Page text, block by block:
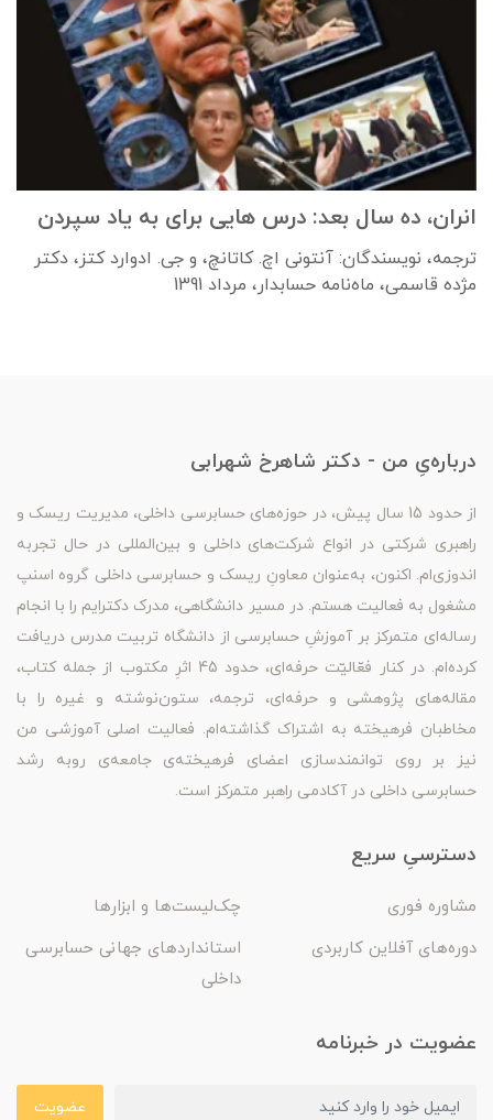
انران، ده سال بعد: درس هایی برای به یاد سپردن
ترجمه، نویسندگان: آنتونی اچ. کاتانچ، و جی. ادوارد کتز، دکتر
مژده قاسمی، ماه‌نامه حسابدار، مرداد 1391
درباره‌یِ من - دکتر شاهرخ شهرابی
از حدود 15 سال پیش، در حوزه‌های حسابرسی داخلی، مدیریت ریسک و
راهبری شرکتی در انواع شرکت‌های داخلی و بین‌المللی در حال تجربه
اندوزی‌ام. اکنون، به‌عنوان معاونِ ریسک و حسابرسی داخلی گروه اسنپ
مشغول به فعالیت هستم. در مسیر دانشگاهی، مدرک دکترایم را با انجام
رساله‌ای متمرکز بر آموزشِ حسابرسی از دانشگاه تربیت مدرس دریافت
کرده‌ام. در کنار فعّالیّت حرفه‌ای، حدود 45 اثرِ مکتوب از جمله کتاب،
مقاله‌های پژوهشی و حرفه‌ای، ترجمه، ستون‌نوشته و غیره را با
مخاطبان فرهیخته به اشتراک گذاشته‌ام. فعالیت اصلی آموزشی من
نیز بر روی توانمندسازی اعضای فرهیخته‌ی جامعه‌ی روبه رشد
حسابرسی داخلی در آکادمی راهبر متمرکز است.
دسترسیِ سریع
مشاوره فوری
چک‌لیست‌ها و ابزارها
دوره‌های آفلاین کاربردی
استانداردهای جهانی حسابرسی
داخلی
عضویت در خبرنامه
عضویت